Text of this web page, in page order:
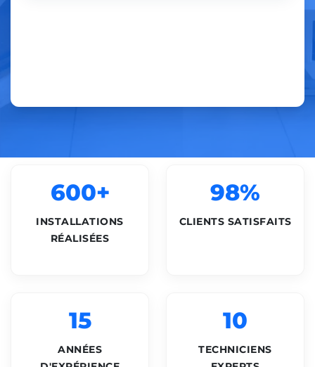
600+
INSTALLATIONS
RÉALISÉES
98%
CLIENTS SATISFAITS
15
ANNÉES
10
TECHNICIENS